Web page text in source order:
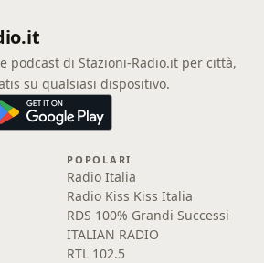
podcast di Stazioni-Radio.it per città,
su qualsiasi dispositivo.
POPOLARI
Radio Italia
Radio Kiss Kiss Italia
RDS 100% Grandi Successi
ITALIAN RADIO
RTL 102.5